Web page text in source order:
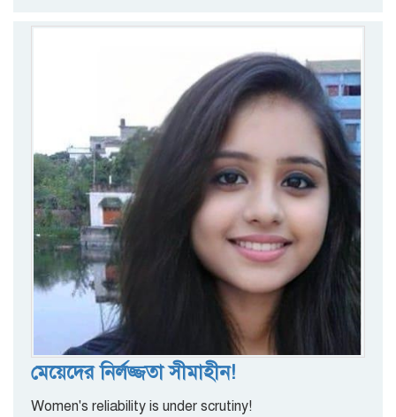
মেয়েদের নির্লজ্জতা সীমাহীন!
Women's reliability is under scrutiny!